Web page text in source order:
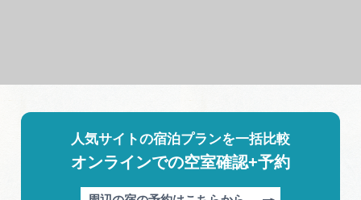
人気サイトの宿泊プランを一括比較
オンラインでの空室確認+予約